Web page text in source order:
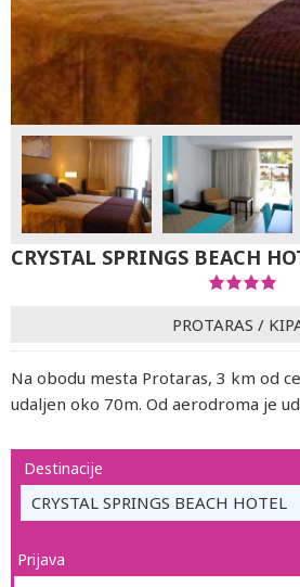
CRYSTAL SPRINGS BEACH
PROTARAS /
Na obodu mesta Protaras, 3 km od
udaljen oko 70m. Od aerodroma je
Destinacije
CRYSTAL SPRINGS BEACH HOTEL
Prijava